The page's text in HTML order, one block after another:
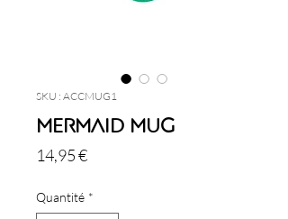
SKU : ACCMUG1
Mermaid Mug
14,95 €Prix
Quantité *